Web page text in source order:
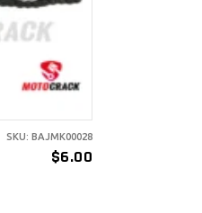
$6.00
SKU: BAJMK00028